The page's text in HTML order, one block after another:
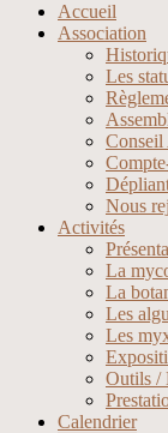
Accueil
Association
Les
Conseil
Nous
Activités
La
La
Les
Les
Outils /
Calendrier